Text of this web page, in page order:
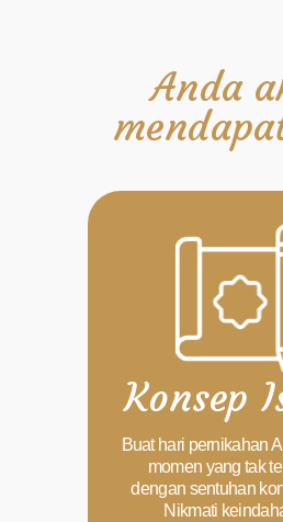
Anda
Konsep
Buat hari pernikahan
momen yang tak
dengan sentuhan
Nikmati